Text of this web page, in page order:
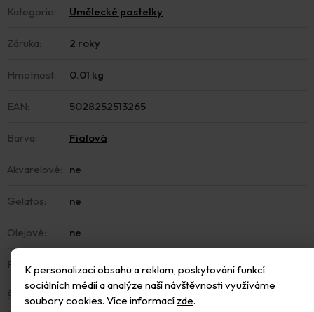
K personalizaci obsahu a reklam, poskytování funkcí
sociálních médií a analýze naší návštěvnosti využíváme
soubory cookies. Více informací zde.
Kategorie: Umělecké pastelky
Záruka: 2 roky
Hmotnost: 0.01 kg
EAN: 5028252513265
Barva: Fialová
Akvarelové: ne
Gelatos: ne
Olejové: ne
Pomůcka ne
Školní